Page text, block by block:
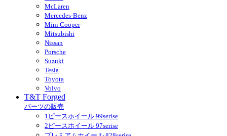
McLaren
Mercedes-Benz
Mini Cooper
Mitsubishi
Nissan
Porsche
Suzuki
Tesla
Toyota
Volvo
T&T Forged
パーツの販売
1ピースホイール 99serise
2ピースホイール 97serise